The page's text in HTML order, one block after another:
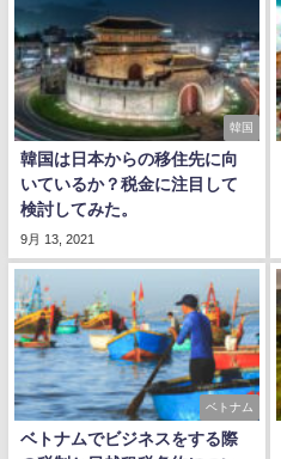
韓国
韓国は日本からの移住先に向
いているか？税金に注目して
検討してみた。
9月 13, 2021
ベトナム
ベトナムでビジネスをする際